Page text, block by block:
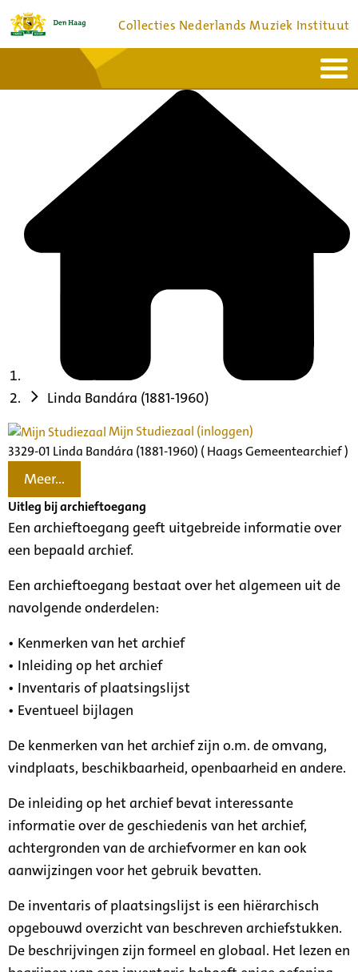
Collecties Nederlands Muziek Instituut
Bronnen en collecties
Linda Bandára (1881-1960)
Mijn Studiezaal (inloggen)
3329-01 Linda Bandára (1881-1960) ( Haags Gemeentearchief )
Meer...
Uitleg bij archieftoegang
Een archieftoegang geeft uitgebreide informatie over
een bepaald archief.
Een archieftoegang bestaat over het algemeen uit de
navolgende onderdelen:
• Kenmerken van het archief
• Inleiding op het archief
• Inventaris of plaatsingslijst
• Eventueel bijlagen
De kenmerken van het archief zijn o.m. de omvang,
vindplaats, beschikbaarheid, openbaarheid en andere.
De inleiding op het archief bevat interessante
informatie over de geschiedenis van het archief,
achtergronden van de archiefvormer en kan ook
aanwijzingen voor het gebruik bevatten.
De inventaris of plaatsingslijst is een hiërarchisch
opgebouwd overzicht van beschreven archiefstukken.
De beschrijvingen zijn formeel en globaal. Het lezen en